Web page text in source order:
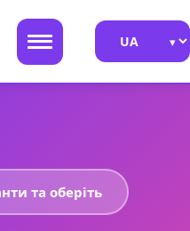
та оберіть